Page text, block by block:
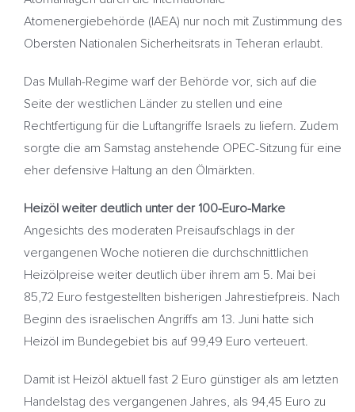
Atomenergiebehörde (IAEA) nur noch mit Zustimmung des
Obersten Nationalen Sicherheitsrats in Teheran erlaubt.
Das Mullah-Regime warf der Behörde vor, sich auf die
Seite der westlichen Länder zu stellen und eine
Rechtfertigung für die Luftangriffe Israels zu liefern. Zudem
sorgte die am Samstag anstehende OPEC-Sitzung für eine
eher defensive Haltung an den Ölmärkten.
Heizöl weiter deutlich unter der 100-Euro-Marke
Angesichts des moderaten Preisaufschlags in der
vergangenen Woche notieren die durchschnittlichen
Heizölpreise weiter deutlich über ihrem am 5. Mai bei
85,72 Euro festgestellten bisherigen Jahrestiefpreis. Nach
Beginn des israelischen Angriffs am 13. Juni hatte sich
Heizöl im Bundegebiet bis auf 99,49 Euro verteuert.
Damit ist Heizöl aktuell fast 2 Euro günstiger als am letzten
Handelstag des vergangenen Jahres, als 94,45 Euro zu